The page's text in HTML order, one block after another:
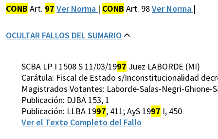
CONB Art. 97 Ver Norma | CONB Art. 98Ver Norma |
OCULTAR FALLOS DEL SUMARIO
SCBA LP I 1508 S 11/03/1997 Juez LABORDE (MI)
Carátula: Fiscal de Estado s/Inconstitucionalidad
Magistrados Votantes: Laborde-Salas-Negri-
Publicación: DJBA 153, 1
Publicación: LLBA 1997, 411; AyS 1997 I, 450
Ver el Texto Completo del Fallo